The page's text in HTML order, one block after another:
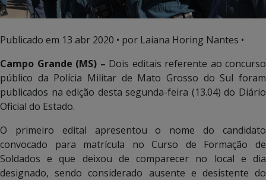
Publicado em 13 abr 2020 • por Laiana Horing Nantes •
Campo Grande (MS) – Dois editais referente ao concurso
público da Polícia Militar de Mato Grosso do Sul foram
publicados na edição desta segunda-feira (13.04) do Diário
Oficial do Estado.
O primeiro edital apresentou o nome do candidato
convocado para matrícula no Curso de Formação de
Soldados e que deixou de comparecer no local e dia
designado, sendo considerado ausente e desistente do